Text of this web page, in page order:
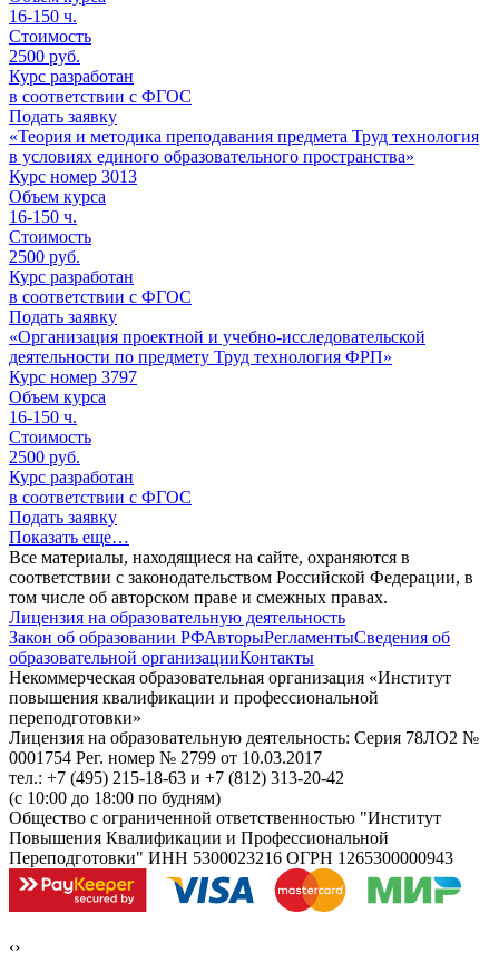
16-150 ч.
Стоимость
2500 руб.
Курс разработан
в соответствии с ФГОС
Подать заявку
«Теория и методика преподавания предмета Труд технология
в условиях единого образовательного пространства»
Курс номер 3013
Объем курса
16-150 ч.
Стоимость
2500 руб.
Курс разработан
в соответствии с ФГОС
Подать заявку
«Организация проектной и учебно-исследовательской
деятельности по предмету Труд технология ФРП»
Курс номер 3797
Объем курса
16-150 ч.
Стоимость
2500 руб.
Курс разработан
в соответствии с ФГОС
Подать заявку
Показать еще…
Все материалы, находящиеся на сайте, охраняются в
соответствии с законодательством Российской Федерации, в
том числе об авторском праве и смежных правах.
Лицензия на образовательную деятельность
Закон об образовании РФАвторыРегламентыСведения об
образовательной организацииКонтакты
Некоммерческая образовательная организация «Институт
повышения квалификации и профессиональной
переподготовки»
Лицензия на образовательную деятельность: Серия 78ЛО2 №
0001754 Рег. номер № 2799 от 10.03.2017
тел.: +7 (495) 215-18-63 и +7 (812) 313-20-42
(с 10:00 до 18:00 по будням)
Общество с ограниченной ответственностью "Институт
Повышения Квалификации и Профессиональной
Переподготовки" ИНН 5300023216 ОГРН 1265300000943
‹›